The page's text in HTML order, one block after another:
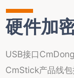
硬件加
USB接口
CmStick产品线